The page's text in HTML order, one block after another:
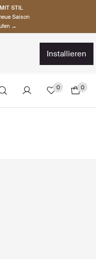
STIL
Saison
→
installieren
0 0